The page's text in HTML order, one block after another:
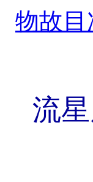
物故目
流